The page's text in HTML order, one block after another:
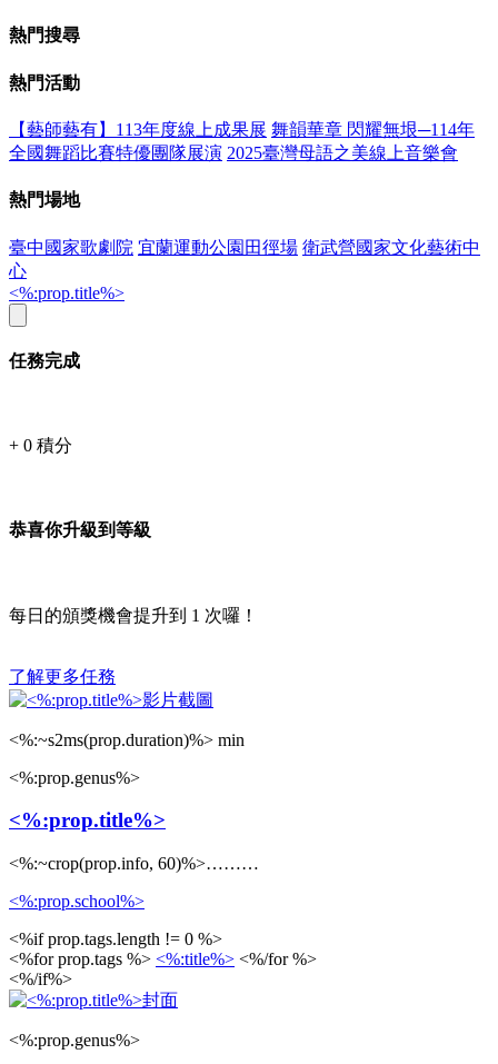
熱門搜尋
熱門活動
【藝師藝有】113年度線上成果展 舞韻華章 閃耀無垠─114年
全國舞蹈比賽特優團隊展演 2025臺灣母語之美線上音樂會
熱門場地
臺中國家歌劇院 宜蘭運動公園田徑場 衛武營國家文化藝術中
心
<%:prop.title%>
任務完成
+ 0 積分
恭喜你升級到等級
每日的頒獎機會提升到 1 次囉！
了解更多任務
<%:~s2ms(prop.duration)%> min
<%:prop.genus%>
<%:prop.title%>
<%:~crop(prop.info, 60)%>………
<%:prop.school%>
<%if prop.tags.length != 0 %>
<%for prop.tags %> <%:title%> <%/for %>
<%/if%>
<%:prop.genus%>